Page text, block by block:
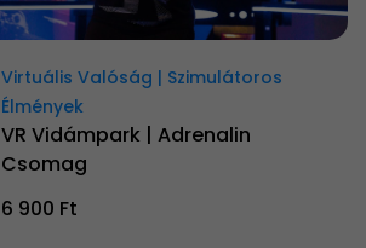
Virtuális Valóság | Szimulátoros
Élmények
VR Vidámpark | Adrenalin
Csomag
6 900 Ft